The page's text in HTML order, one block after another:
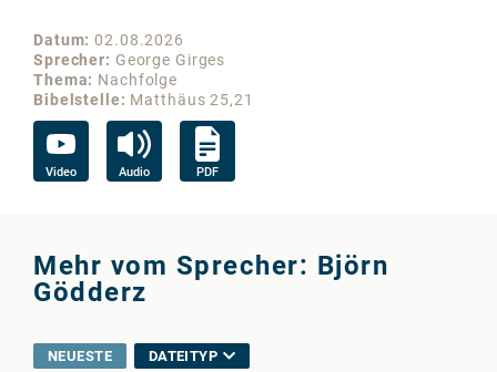
Datum 02.08.2026
Sprecher
George Girges
Thema
Nachfolge
Bibelstelle
Matthäus 25,21
Video Audio PDF
Mehr vom Sprecher: Björn
Gödderz
NEUESTE DATEITYP